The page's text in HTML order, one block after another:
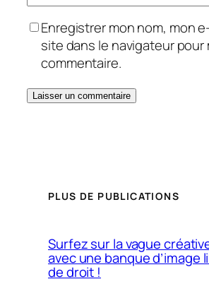
Enregistrer mon nom, mon
site dans le navigateur pour
commentaire.
PLUS DE PUBLICATIONS
Surfez sur la vague
avec une banque d’image
de droit !